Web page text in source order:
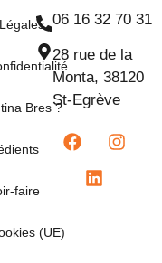
Bres ?
faire
(UE)
06 16 32 70 31
28 rue de la
Monta, 38120
St-Egrève